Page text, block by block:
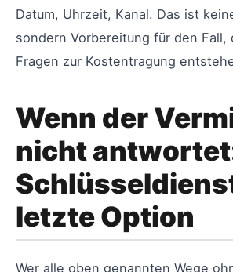
Datum, Uhrzeit, Kanal. Das ist
sondern Vorbereitung für den Fall,
Fragen zur Kostentragung
Wenn der
nicht
letzte Option
Wer alle oben genannten Wege